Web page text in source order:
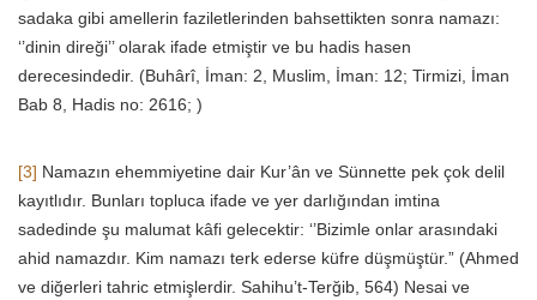
sadaka gibi amellerin faziletlerinden bahsettikten sonra namazı:
‘’dinin direği’’ olarak ifade etmiştir ve bu hadis hasen
derecesindedir. (Buhârî, İman: 2, Muslim, İman: 12; Tirmizi, İman
Bab 8, Hadis no: 2616; )
[3] Namazın ehemmiyetine dair Kur’ân ve Sünnette pek çok delil
kayıtlıdır. Bunları topluca ifade ve yer darlığından imtina
sadedinde şu malumat kâfi gelecektir: ‘’Bizimle onlar arasındaki
ahid namazdır. Kim namazı terk ederse küfre düşmüştür.” (Ahmed
ve diğerleri tahric etmişlerdir. Sahihu’t-Terğib, 564) Nesai ve